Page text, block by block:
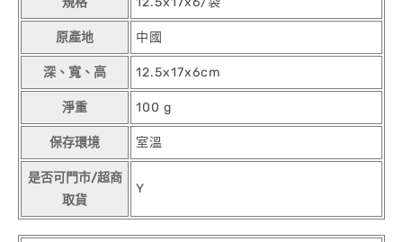
原產地 中國
深、寬、高 12.5x17x6cm
淨重 100 g
保存環境 室溫
是否可門市/超商
取貨
Y